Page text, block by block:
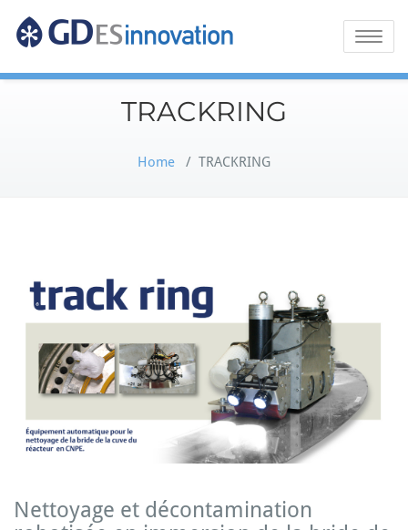
Innovation
Toggle
TRACKRING
Home / TRACKRING
Nettoyage et décontamination